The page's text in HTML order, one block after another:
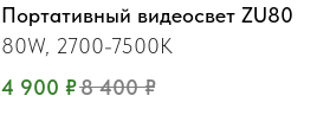
Портативный видеосвет ZU80
80W, 2700-7500K
4 900 ₽8 400 ₽